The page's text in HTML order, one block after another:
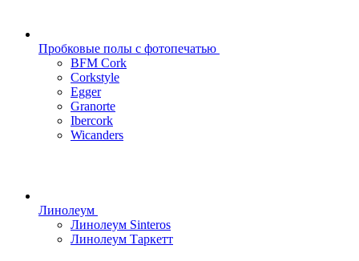
Пробковые полы с фотопечатью
BFM Cork
Corkstyle
Egger
Granorte
Ibercork
Wicanders
Линолеум
Линолеум Sinteros
Линолеум Таркетт